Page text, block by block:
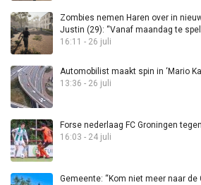
Zombies nemen Haren over in
Justin (29): “Vanaf maandag te
16:11 - 26 juli
Automobilist maakt spin in ‘Mario
13:36 - 26 juli
Forse nederlaag FC Groningen
16:03 - 24 juli
Gemeente: “Kom niet meer naar de